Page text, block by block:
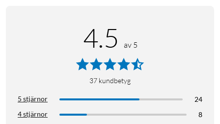
4.5 av 5
37 kundbetyg
5 stjärnor
24
4 stjärnor
8